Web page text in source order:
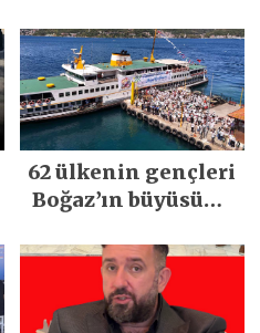
heyelan sonrası
kritik uyarı
62 ülkenin gençleri
Boğaz’ın büyüsüne